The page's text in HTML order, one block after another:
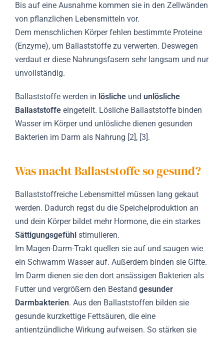
Bis auf eine Ausnahme kommen sie in den Zellwänden
von pflanzlichen Lebensmitteln vor.
Dem menschlichen Körper fehlen bestimmte Proteine
(Enzyme), um Ballaststoffe zu verwerten. Deswegen
verdaut er diese Nahrungsfasern sehr langsam und nur
unvollständig.
Ballaststoffe werden in lösliche und unlösliche
Ballaststoffe eingeteilt. Lösliche Ballaststoffe binden
Wasser im Körper und unlösliche dienen gesunden
Bakterien im Darm als Nahrung [2], [3].
Was macht Ballaststoffe so gesund?
Ballaststoffreiche Lebensmittel müssen lang gekaut
werden. Dadurch regst du die Speichelproduktion an
und dein Körper bildet mehr Hormone, die ein starkes
Sättigungsgefühl stimulieren.
Im Magen-Darm-Trakt quellen sie auf und saugen wie
ein Schwamm Wasser auf. Außerdem binden sie Gifte.
Im Darm dienen sie den dort ansässigen Bakterien als
Futter und vergrößern den Bestand gesunder
Darmbakterien. Aus den Ballaststoffen bilden sie
gesunde kurzkettige Fettsäuren, die eine
antientzündliche Wirkung aufweisen. So stärken sie